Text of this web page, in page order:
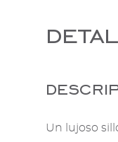
Un lujoso